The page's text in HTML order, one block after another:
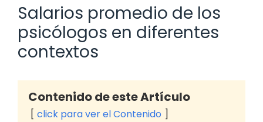
Salarios promedio de los
psicólogos en diferentes
contextos
Contenido de este Artículo
click para ver el Contenido